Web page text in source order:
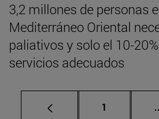
3,2 millones de personas
Mediterráneo Oriental
paliativos y solo el 10-
servicios adecuados
Página
1